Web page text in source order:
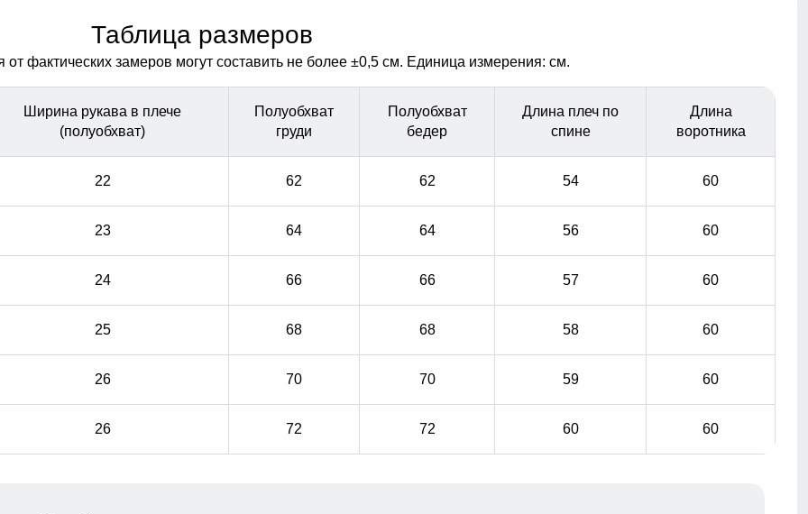
Повседневная функциональность
Карманы, обеспечивает удобное хранение личных
вещей. Высокий воротник и регулируемые манжеты
защищают от ветра, делая куртку универсальной для
Таблица размеров
фактических замеров могут составить не более ±0,5 см. Единица измерения: см.
Ширина рукава в плече
(полуобхват)
Полуобхват
груди
Полуобхват
бедер
Длина плеч по
спине
Длина
воротника
22 62 62 54 60
23 64 64 56 60
24 66 66 57 60
25 68 68 58 60
26 70 70 59 60
26 72 72 60 60